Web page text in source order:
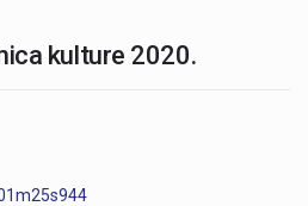
kulture 2020.